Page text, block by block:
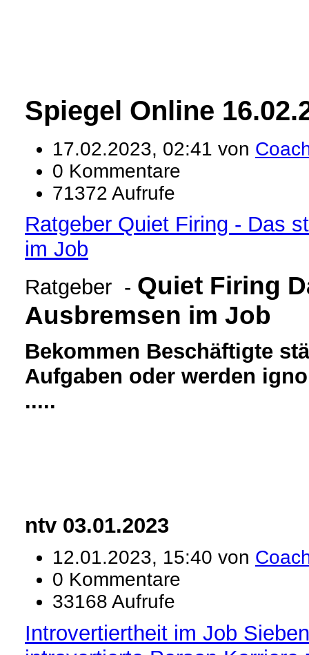
Spiegel Online
17.02.2023, 02:41 von
0 Kommentare
71372 Aufrufe
Ratgeber Quiet Firing - Das
im Job
Ratgeber - Quiet Firing
Ausbremsen im Job
Bekommen Beschäftigte
Aufgaben oder werden
.....
ntv 03.01.2023
12.01.2023, 15:40 von
0 Kommentare
33168 Aufrufe
Introvertiertheit im Job